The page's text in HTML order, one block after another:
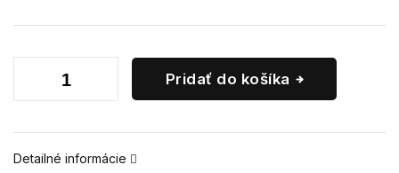
Pridať do košíka
Detailné informácie